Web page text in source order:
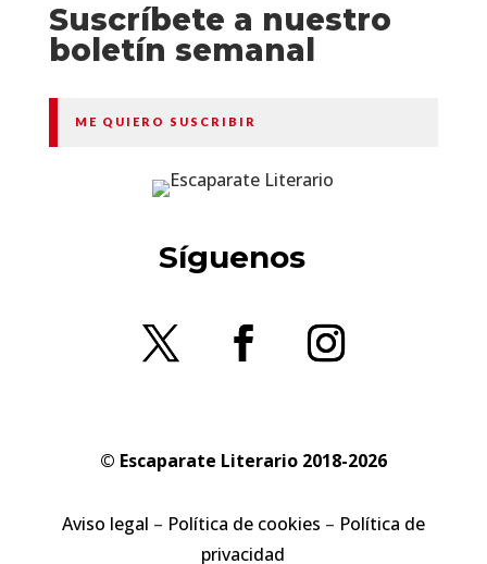
Suscríbete a nuestro
boletín semanal
ME QUIERO SUSCRIBIR
Síguenos
© Escaparate Literario 2018-2026
Aviso legal – Política de cookies – Política de
privacidad